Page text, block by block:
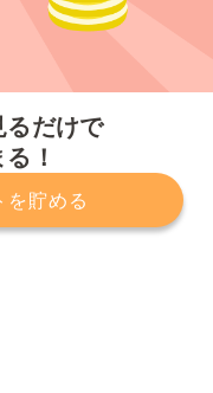
るだけで
！
を貯める
運営会社